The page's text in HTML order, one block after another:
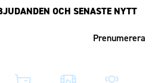
OCH SENASTE NYTT